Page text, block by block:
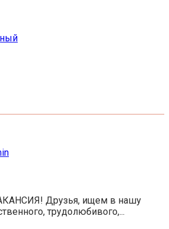
Друзья, ищем в нашу
трудолюбивого,...